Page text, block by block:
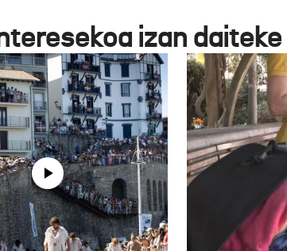
izan daiteke